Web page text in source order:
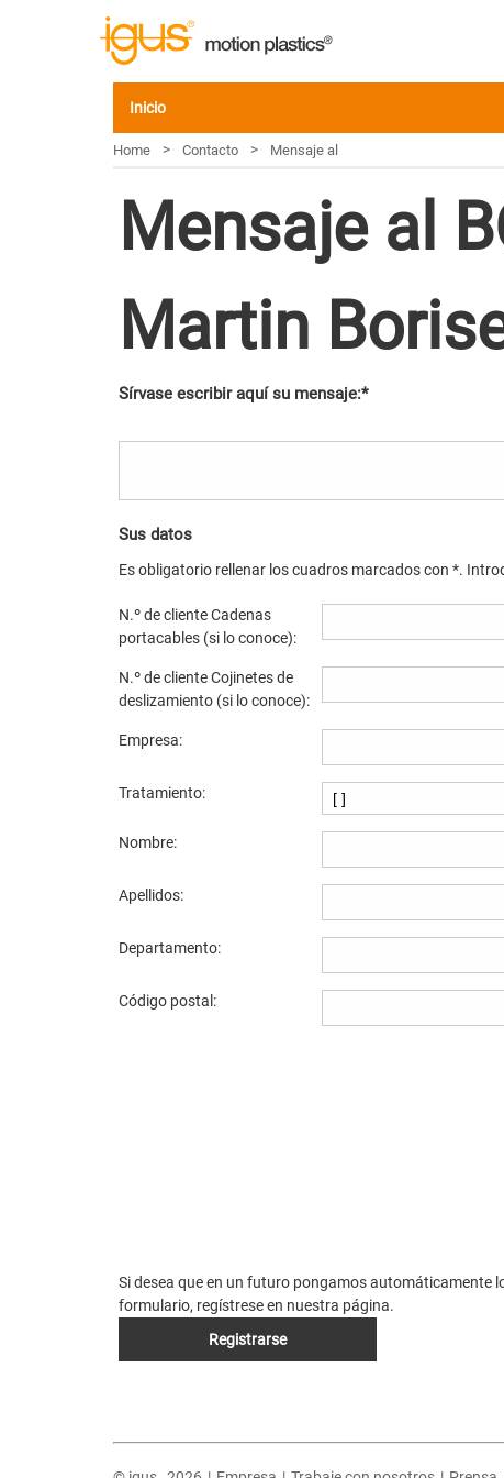
Inicio
Home > Contacto > Mensaje al
Mensaje al
Martin
Sírvase escribir aquí su mensaje:*
Sus datos
Es obligatorio rellenar los cuadros marcados con *.
N.º de cliente Cadenas
portacables (si lo conoce):
N.º de cliente Cojinetes de
deslizamiento (si lo conoce):
Empresa:
Tratamiento:
Nombre:
Apellidos:
Departamento:
Código postal:
Si desea que en un futuro pongamos automáticamente
formulario, regístrese en nuestra página.
Registrarse